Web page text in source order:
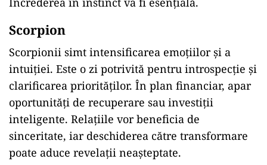
Scorpion
Scorpionii simt intensificarea emoțiilor și a
intuiției. Este o zi potrivită pentru introspecție și
clarificarea priorităților. În plan financiar, apar
oportunități de recuperare sau investiții
inteligente. Relațiile vor beneficia de
sinceritate, iar deschiderea către transformare
poate aduce revelații neașteptate.